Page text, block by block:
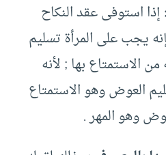
إذا استوفى عقد النكاح
يجب على المرأة تسليم
الاستمتاع بها ; لأنه
العوض وهو الاستمتاع
وهو المهر .